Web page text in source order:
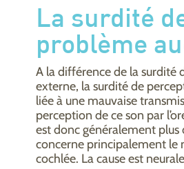
La surdité
problème
A la différence de la
externe, la surdité de
liée à une mauvaise
perception de ce son par
est donc généralement
concerne principalement le
cochlée. La cause est